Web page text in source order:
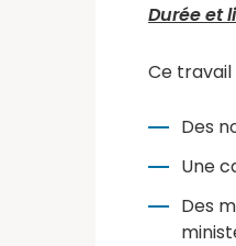
Durée et
Ce travail
Des
Une
Des